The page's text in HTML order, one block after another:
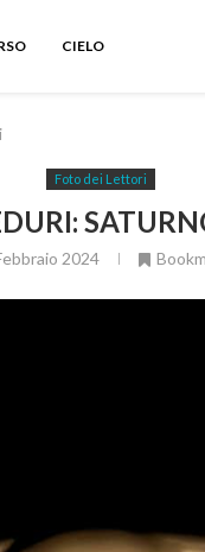
CIELO
Foto dei Lettori
2024